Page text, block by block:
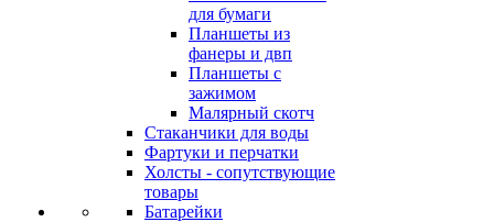
для бумаги
Планшеты из
фанеры и двп
Планшеты с
зажимом
Малярный скотч
Стаканчики для воды
Фартуки и перчатки
Холсты - сопутствующие
товары
Батарейки